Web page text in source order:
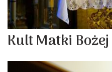
Kult Matki Bożej